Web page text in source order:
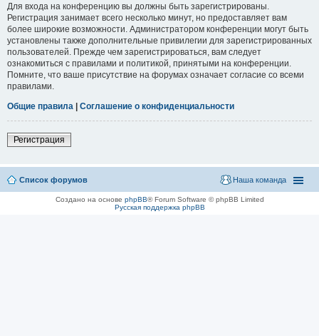
Для входа на конференцию вы должны быть зарегистрированы.
Регистрация занимает всего несколько минут, но предоставляет вам
более широкие возможности. Администратором конференции могут быть
установлены также дополнительные привилегии для зарегистрированных
пользователей. Прежде чем зарегистрироваться, вам следует
ознакомиться с правилами и политикой, принятыми на конференции.
Помните, что ваше присутствие на форумах означает согласие со всеми
правилами.
Общие правила | Соглашение о конфиденциальности
Регистрация
Список форумов Наша команда
Создано на основе phpBB® Forum Software © phpBB Limited
Русская поддержка phpBB